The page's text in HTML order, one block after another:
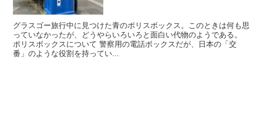
グラスゴー旅行中に見つけた青のポリスボックス。このときは何も思
っていなかったが、どうやらいろいろと面白い代物のようである。
ポリスボックスについて 警察用の電話ボックスだが、日本の「交
番」のような役割を持ってい...